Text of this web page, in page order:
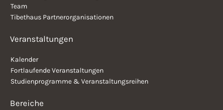
Team
Tibethaus Partnerorganisationen
Veranstaltungen
Kalender
Fortlaufende Veranstaltungen
Studienprogramme & Veranstaltungsreihen
Bereiche